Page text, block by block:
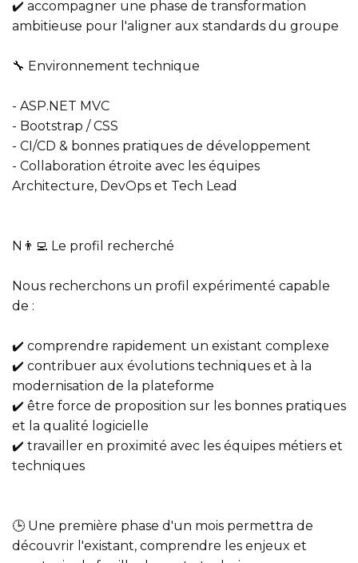
✔️ accompagner une phase de transformation
ambitieuse pour l'aligner aux standards du groupe
🔧 Environnement technique
- ASP.NET MVC
- Bootstrap / CSS
- CI/CD & bonnes pratiques de développement
- Collaboration étroite avec les équipes
Architecture, DevOps et Tech Lead
N👨‍💻 Le profil recherché
Nous recherchons un profil expérimenté capable
de :
✔️ comprendre rapidement un existant complexe
✔️ contribuer aux évolutions techniques et à la
modernisation de la plateforme
✔️ être force de proposition sur les bonnes pratiques
et la qualité logicielle
✔️ travailler en proximité avec les équipes métiers et
techniques
🕒 Une première phase d'un mois permettra de
découvrir l'existant, comprendre les enjeux et